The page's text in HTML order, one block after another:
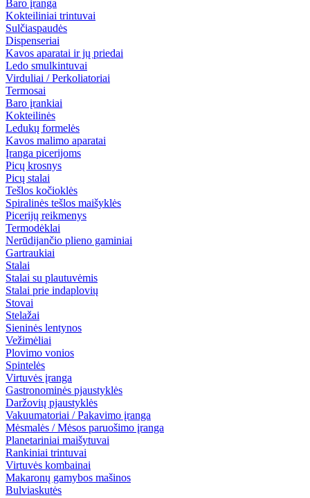
Baro įranga
Kokteiliniai trintuvai
Sulčiaspaudės
Dispenseriai
Kavos aparatai ir jų priedai
Ledo smulkintuvai
Virduliai / Perkoliatoriai
Termosai
Baro įrankiai
Kokteilinės
Ledukų formelės
Kavos malimo aparatai
Įranga picerijoms
Picų krosnys
Picų stalai
Tešlos kočioklės
Spiralinės tešlos maišyklės
Picerijų reikmenys
Termodėklai
Nerūdijančio plieno gaminiai
Gartraukiai
Stalai
Stalai su plautuvėmis
Stalai prie indaplovių
Stovai
Stelažai
Sieninės lentynos
Vežimėliai
Plovimo vonios
Spintelės
Virtuvės įranga
Gastronominės pjaustyklės
Daržovių pjaustyklės
Vakuumatoriai / Pakavimo įranga
Mėsmalės / Mėsos paruošimo įranga
Planetariniai maišytuvai
Rankiniai trintuvai
Virtuvės kombainai
Makaronų gamybos mašinos
Bulviaskutės